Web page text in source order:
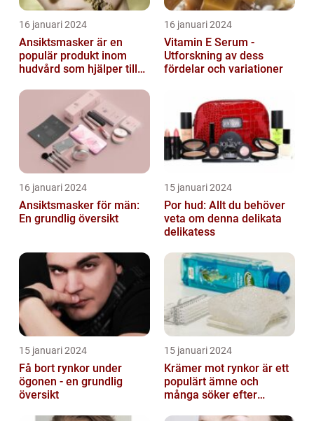
16 januari 2024
Ansiktsmasker är en
populär produkt inom
hudvård som hjälper till
näring åt hud...
16 januari 2024
Vitamin E Serum -
Utforskning av dess
fördelar och variationer
16 januari 2024
Ansiktsmasker för män:
En grundlig översikt
15 januari 2024
Por hud: Allt du behöver
veta om denna delikata
delikatess
15 januari 2024
Få bort rynkor under
ögonen - en grundlig
översikt
15 januari 2024
Krämer mot rynkor är ett
populärt ämne och
många söker efter